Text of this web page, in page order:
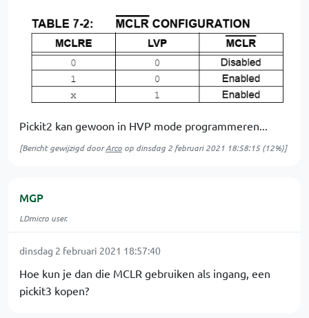
Pickit2 kan gewoon in HVP mode programmeren...
[Bericht gewijzigd doorArco op dinsdag 2 februari 2021 18:58:15(12%)]
MGP
LDmicro user.
dinsdag 2 februari 2021 18:57:40
Hoe kun je dan die MCLR gebruiken als ingang, een
pickit3 kopen?